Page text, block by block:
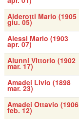
Alderotti Mario (1905
giu. 05)
Alessi Mario (1903
apr. 07)
Alunni Vittorio (1902
mar. 17)
Amadei Livio (1898
mar. 23)
Amadei Ottavio (1906
feb. 12)